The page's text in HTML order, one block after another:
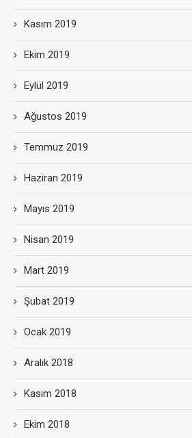
Kasım 2019
Ekim 2019
Eylül 2019
Ağustos 2019
Temmuz 2019
Haziran 2019
Mayıs 2019
Nisan 2019
Mart 2019
Şubat 2019
Ocak 2019
Aralık 2018
Kasım 2018
Ekim 2018